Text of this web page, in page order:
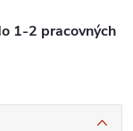
1-2 pracovných